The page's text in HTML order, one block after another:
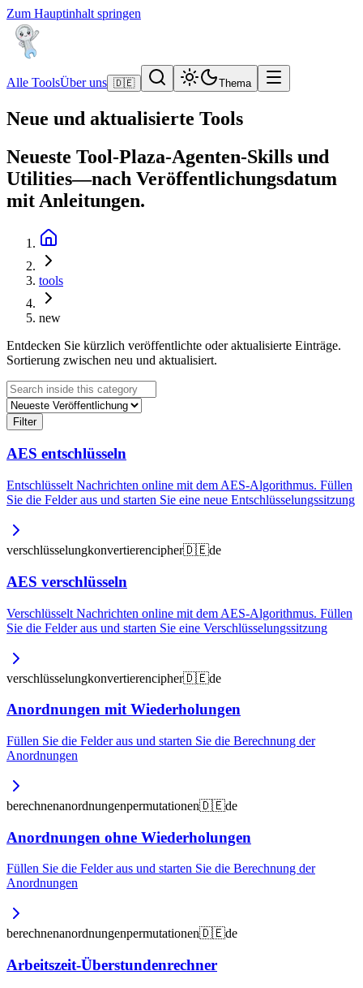
Zum Hauptinhalt springen
Alle ToolsÜber uns 🇩🇪 Thema
Neue und aktualisierte Tools
Neueste Tool-Plaza-Agenten-Skills und
Utilities—nach Veröffentlichungsdatum
mit Anleitungen.
tools
new
Entdecken Sie kürzlich veröffentlichte oder aktualisierte Einträge.
Sortierung zwischen neu und aktualisiert.
Filter
AES entschlüsseln
Entschlüsselt Nachrichten online mit dem AES-Algorithmus. Füllen
Sie die Felder aus und starten Sie eine neue Entschlüsselungssitzung
verschlüsselungkonvertierencipher🇩🇪de
AES verschlüsseln
Verschlüsselt Nachrichten online mit dem AES-Algorithmus. Füllen
Sie die Felder aus und starten Sie eine Verschlüsselungssitzung
verschlüsselungkonvertierencipher🇩🇪de
Anordnungen mit Wiederholungen
Füllen Sie die Felder aus und starten Sie die Berechnung der
Anordnungen
berechnenanordnungenpermutationen🇩🇪de
Anordnungen ohne Wiederholungen
Füllen Sie die Felder aus und starten Sie die Berechnung der
Anordnungen
berechnenanordnungenpermutationen🇩🇪de
Arbeitszeit-Überstundenrechner